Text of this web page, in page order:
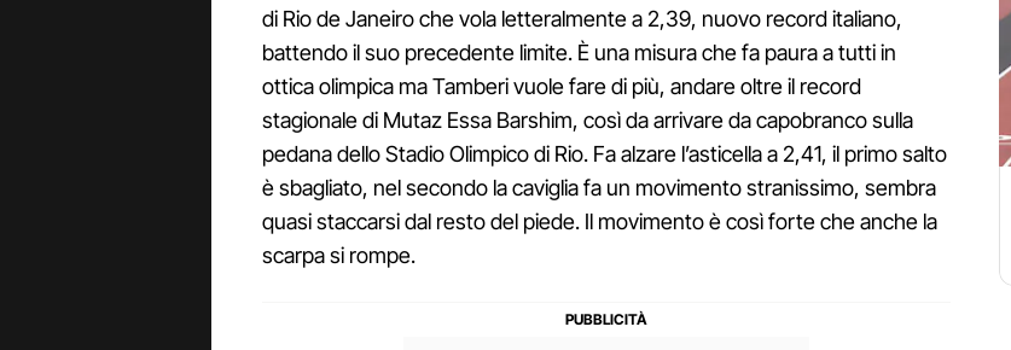
di Rio de Janeiro che vola letteralmente a 2,39, nuovo record italiano,
battendo il suo precedente limite. È una misura che fa paura a tutti in
ottica olimpica ma Tamberi vuole fare di più, andare oltre il record
stagionale di Mutaz Essa Barshim, così da arrivare da capobranco sulla
pedana dello Stadio Olimpico di Rio. Fa alzare l’asticella a 2,41, il primo salto
è sbagliato, nel secondo la caviglia fa un movimento stranissimo, sembra
quasi staccarsi dal resto del piede. Il movimento è così forte che anche la
scarpa si rompe.